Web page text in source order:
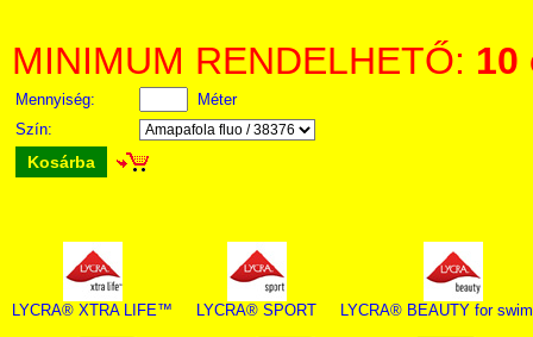
MINIMUM RENDELHETŐ: 10
Mennyiség:
Méter
Szín:
Kosárba
LYCRA® XTRA LIFE™ LYCRA® SPORT LYCRA® BEAUTY for